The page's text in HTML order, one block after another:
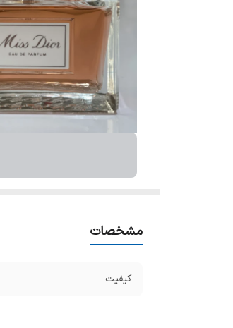
مشخصات
کیفیت